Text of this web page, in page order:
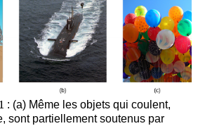
: (a) Même les objets qui coulent,
sont partiellement soutenus par